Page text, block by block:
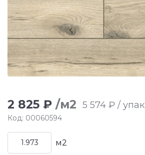
2 825 ₽ /м2 5 574 ₽ / упак
Код: 00060594
м2